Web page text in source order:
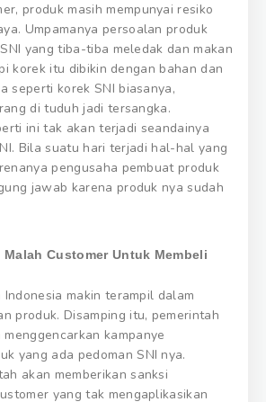
produk masih mempunyai resiko
Umpamanya persoalan produk
yang tiba-tiba meledak dan makan
korek itu dibikin dengan bahan dan
seperti korek SNI biasanya,
di tuduh jadi tersangka.
ini tak akan terjadi seandainya
Bila suatu hari terjadi hal-hal yang
pengusaha pembuat produk
jawab karena produk nya sudah
Customer Untuk Membeli
makin terampil dalam
produk. Disamping itu, pemerintah
kampanye
yang ada pedoman SNI nya.
akan memberikan sanksi
yang tak mengaplikasikan